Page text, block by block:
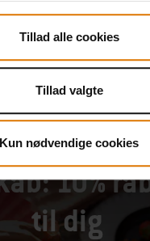
Tillad alle cookies
Tillad valgte
Kun nødvendige cookies
en del af
10%
til dig